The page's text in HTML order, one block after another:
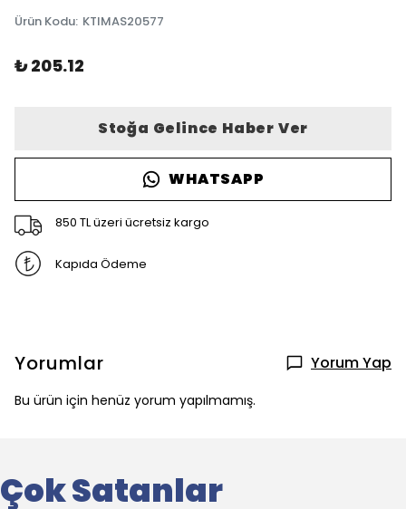
Ürün Kodu: KTIMAS20577
₺ 205.12
Stoğa Gelince Haber Ver
WHATSAPP
850 TL üzeri ücretsiz kargo
Kapıda Ödeme
Yorumlar Yorum Yap
Bu ürün için henüz yorum yapılmamış.
Çok Satanlar